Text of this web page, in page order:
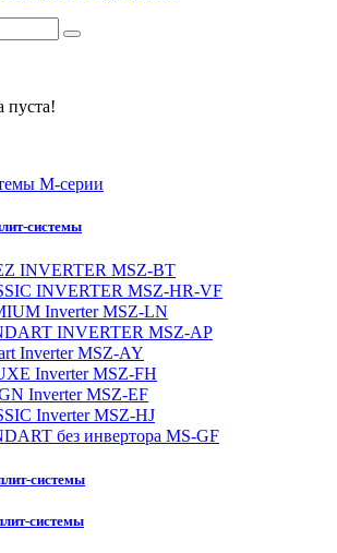
пуста!
M-серии
системы
INVERTER MSZ-BT
INVERTER MSZ-HR-VF
Inverter MSZ-LN
INVERTER MSZ-AP
Inverter MSZ-AY
Inverter MSZ-FH
Inverter MSZ-EF
Inverter MSZ-HJ
без инвертора MS-GF
системы
системы